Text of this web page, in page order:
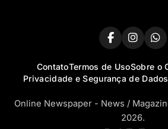
ContatoTermos de UsoSobre o
Privacidade e Segurança de
Online Newspaper - News /
2026.